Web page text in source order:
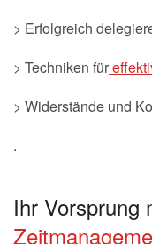
> Erfolgreich
> Techniken für
> Widerstände und
.
Ihr Vorsprung